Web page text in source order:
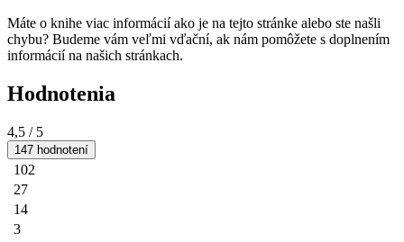
Máte o knihe viac informácií ako je na tejto stránke alebo ste našli
chybu? Budeme vám veľmi vďační, ak nám pomôžete s doplnením
informácií na našich stránkach.
Hodnotenia
4,5 / 5
147 hodnotení
102
27
14
3